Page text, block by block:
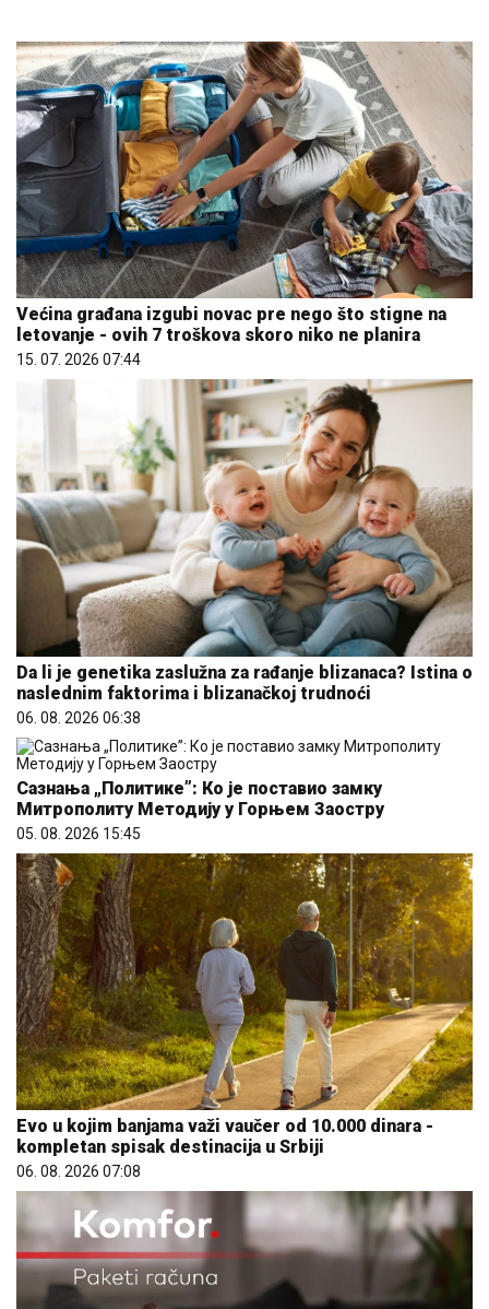
Većina građana izgubi novac pre nego što stigne na
letovanje - ovih 7 troškova skoro niko ne planira
15. 07. 2026 07:44
Da li je genetika zaslužna za rađanje blizanaca? Istina o
naslednim faktorima i blizanačkoj trudnoći
06. 08. 2026 06:38
Сазнања „Политике”: Ко је поставио замку
Митрополиту Методију у Горњем Заостру
05. 08. 2026 15:45
Evo u kojim banjama važi vaučer od 10.000 dinara -
kompletan spisak destinacija u Srbiji
06. 08. 2026 07:08